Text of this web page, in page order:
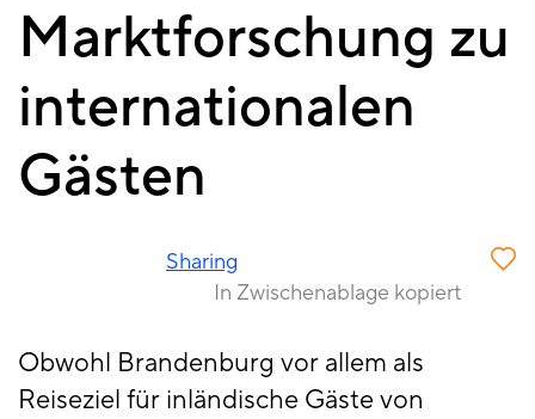
Marktforschung zu
internationalen
Gästen
Sharing
In Zwischenablage kopiert
Obwohl Brandenburg vor allem als
Reiseziel für inländische Gäste von